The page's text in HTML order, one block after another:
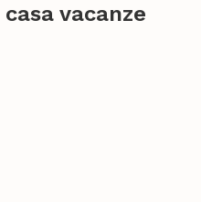
vacanze